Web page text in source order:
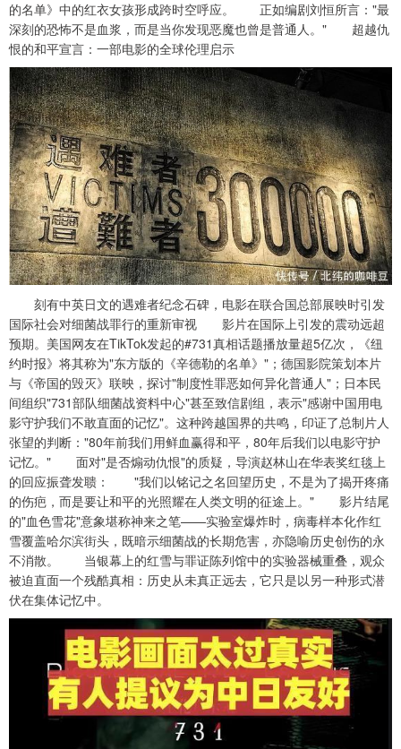
的名单》中的红衣女孩形成跨时空呼应。 正如编剧刘恒所言："最
深刻的恐怖不是血浆，而是当你发现恶魔也曾是普通人。" 超越仇
恨的和平宣言：一部电影的全球伦理启示
刻有中英日文的遇难者纪念石碑，电影在联合国总部展映时引发
国际社会对细菌战罪行的重新审视 影片在国际上引发的震动远超
预期。美国网友在TikTok发起的#731真相话题播放量超5亿次，《纽
约时报》将其称为"东方版的《辛德勒的名单》"；德国影院策划本片
与《帝国的毁灭》联映，探讨"制度性罪恶如何异化普通人"；日本民
间组织"731部队细菌战资料中心"甚至致信剧组，表示"感谢中国用电
影守护我们不敢直面的记忆"。这种跨越国界的共鸣，印证了总制片人
张望的判断："80年前我们用鲜血赢得和平，80年后我们以电影守护
记忆。" 面对"是否煽动仇恨"的质疑，导演赵林山在华表奖红毯上
的回应振聋发聩： "我们以铭记之名回望历史，不是为了揭开疼痛
的伤疤，而是要让和平的光照耀在人类文明的征途上。" 影片结尾
的"血色雪花"意象堪称神来之笔——实验室爆炸时，病毒样本化作红
雪覆盖哈尔滨街头，既暗示细菌战的长期危害，亦隐喻历史创伤的永
不消散。 当银幕上的红雪与罪证陈列馆中的实验器械重叠，观众
被迫直面一个残酷真相：历史从未真正远去，它只是以另一种形式潜
伏在集体记忆中。